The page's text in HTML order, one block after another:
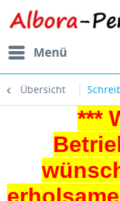
Menü
Übersicht
***